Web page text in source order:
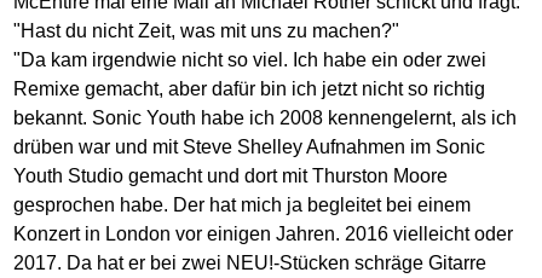
"Hast du nicht Zeit, was mit uns zu machen?"
"Da kam irgendwie nicht so viel. Ich habe ein oder zwei
Remixe gemacht, aber dafür bin ich jetzt nicht so richtig
bekannt. Sonic Youth habe ich 2008 kennengelernt, als ich
drüben war und mit Steve Shelley Aufnahmen im Sonic
Youth Studio gemacht und dort mit Thurston Moore
gesprochen habe. Der hat mich ja begleitet bei einem
Konzert in London vor einigen Jahren. 2016 vielleicht oder
2017. Da hat er bei zwei NEU!-Stücken schräge Gitarre